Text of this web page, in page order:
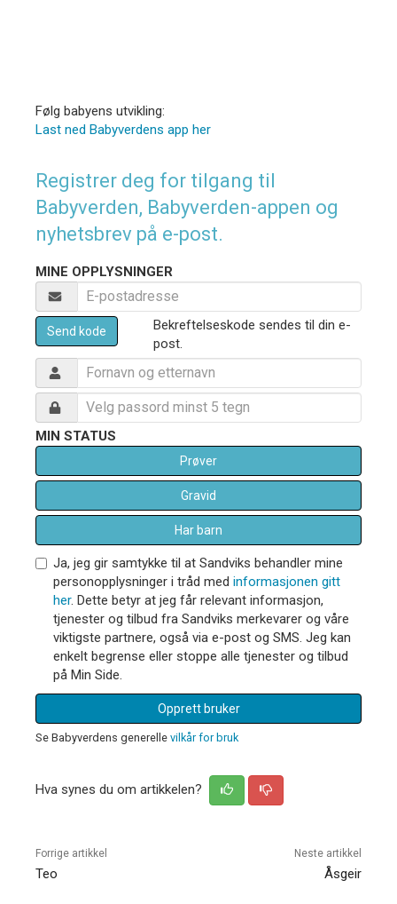
Følg babyens utvikling:
Last ned Babyverdens app her
Registrer deg for tilgang til
Babyverden, Babyverden-appen og
nyhetsbrev på e-post.
MINE OPPLYSNINGER
Send kode
Bekreftelseskode sendes til din e-
post.
MIN STATUS
Prøver
Gravid
Har barn
Ja, jeg gir samtykke til at Sandviks behandler mine
personopplysninger i tråd med informasjonen gitt
her. Dette betyr at jeg får relevant informasjon,
tjenester og tilbud fra Sandviks merkevarer og våre
viktigste partnere, også via e-post og SMS. Jeg kan
enkelt begrense eller stoppe alle tjenester og tilbud
på Min Side.
Opprett bruker
Se Babyverdens generelle vilkår for bruk
Hva synes du om artikkelen?
Forrige artikkel
Teo
Neste artikkel
Åsgeir